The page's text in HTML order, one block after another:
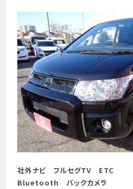
社外ナビ フルセグTV ETC
Bluetooth バックカメラ